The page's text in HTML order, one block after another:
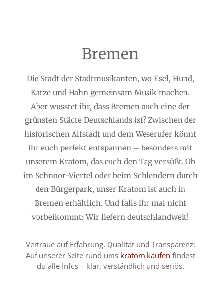
Bremen
Die Stadt der Stadtmusikanten, wo Esel, Hund,
Katze und Hahn gemeinsam Musik machen.
Aber wusstet ihr, dass Bremen auch eine der
grünsten Städte Deutschlands ist? Zwischen der
historischen Altstadt und dem Weserufer könnt
ihr euch perfekt entspannen – besonders mit
unserem Kratom, das euch den Tag versüßt. Ob
im Schnoor-Viertel oder beim Schlendern durch
den Bürgerpark, unser Kratom ist auch in
Bremen erhältlich. Und falls ihr mal nicht
vorbeikommt: Wir liefern deutschlandweit!
Vertraue auf Erfahrung, Qualität und Transparenz:
Auf unserer Seite rund ums kratom kaufen findest
du alle Infos – klar, verständlich und seriös.